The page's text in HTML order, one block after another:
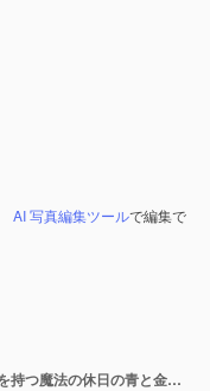
AI 写真編集ツールで編集で
輝く雪の豪華な美しさの抽象的な背景を持つ魔法の休日の青と金のソフト シルク flatlay 背景テクスチャ